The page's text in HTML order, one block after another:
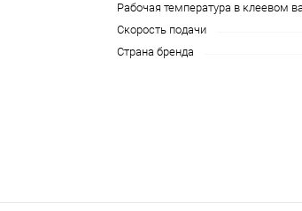
Рабочая температура в клеевом
Скорость подачи
Страна бренда